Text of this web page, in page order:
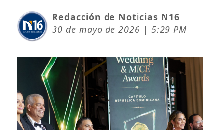
Redacción de Noticias N16
30 de mayo de 2026 | 5:29 PM